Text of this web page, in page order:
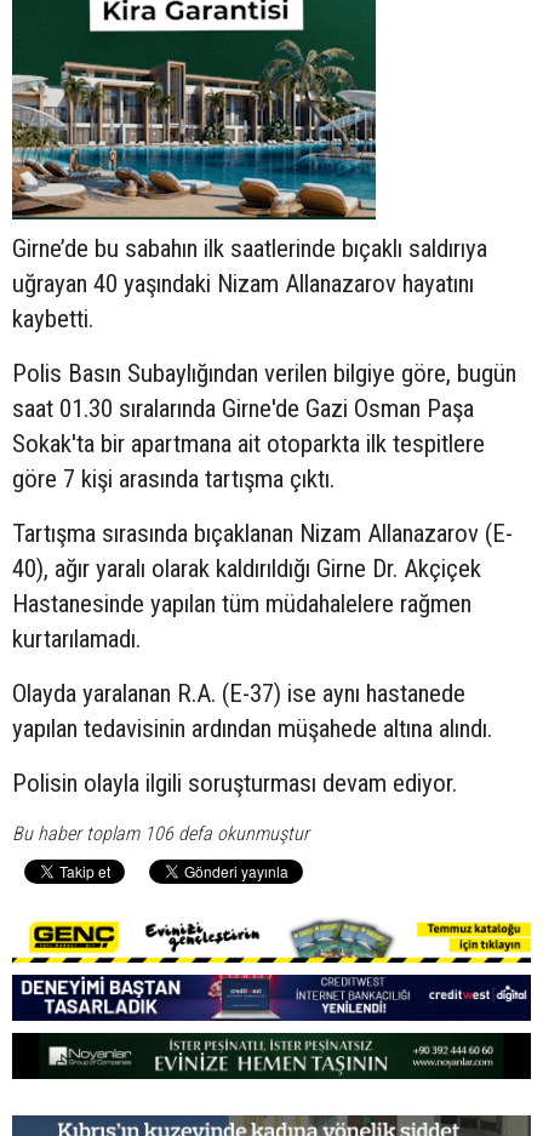
Girne’de bu sabahın ilk saatlerinde bıçaklı saldırıya
uğrayan 40 yaşındaki Nizam Allanazarov hayatını
kaybetti.
Polis Basın Subaylığından verilen bilgiye göre, bugün
saat 01.30 sıralarında Girne'de Gazi Osman Paşa
Sokak'ta bir apartmana ait otoparkta ilk tespitlere
göre 7 kişi arasında tartışma çıktı.
Tartışma sırasında bıçaklanan Nizam Allanazarov (E-
40), ağır yaralı olarak kaldırıldığı Girne Dr. Akçiçek
Hastanesinde yapılan tüm müdahalelere rağmen
kurtarılamadı.
Olayda yaralanan R.A. (E-37) ise aynı hastanede
yapılan tedavisinin ardından müşahede altına alındı.
Polisin olayla ilgili soruşturması devam ediyor.
Bu haber toplam 106 defa okunmuştur